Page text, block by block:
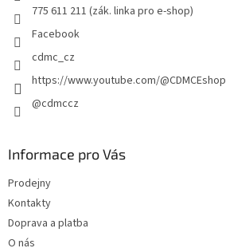
775 611 211 (zák. linka pro e-shop)
Facebook
cdmc_cz
https://www.youtube.com/@CDMCEshop
@cdmccz
Informace pro Vás
Prodejny
Kontakty
Doprava a platba
O nás